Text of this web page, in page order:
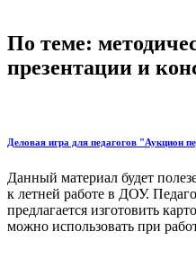
По теме:
презентации и
Деловая игра для педагогов "Аукцион
Данный материал будет
к летней работе в ДОУ.
предлагается изготовить
можно использовать при